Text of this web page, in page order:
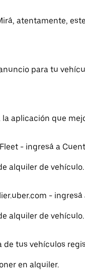
atentamente, este
para tu
la aplicación que
- ingresá a
alquiler de vehículo.
-
alquiler de vehículo.
de tus vehículos
en alquiler.